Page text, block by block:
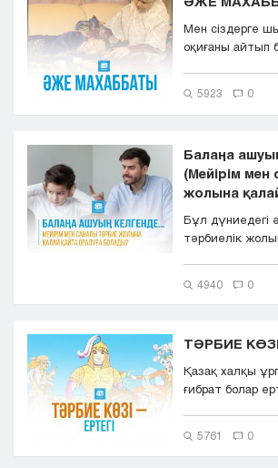
Мен сіздерге
оқиғаны айтып
5923 0
Балаңа
(Мейірім
жолына
Бұл дүниедегі
тәрбиелік
4940 0
ТӘРБИЕ
Қазақ халқы
ғибрат болар
5761 0